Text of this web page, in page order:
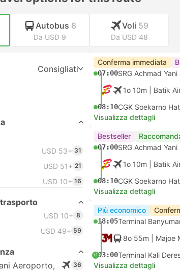
Autobus 8
Da USD 9
Voli 59
Da USD 48
Consigliati
USD 53+ 31
USD 51+ 21
USD 10+ 16
USD 10+ 8
USD 49+ 59
Aeroporto,
36
Conferma immediata
07:00
1o 10m | Batik
08:10
Visualizza dettagli
Bestseller
07:00SRG Achmad
1o 10m | Batik
08:10CGK Soekarno
Visualizza dettagli
Più economico
18:05Terminal
8o 55m | Majoe
+103:00Terminal Kali
Visualizza dettagli